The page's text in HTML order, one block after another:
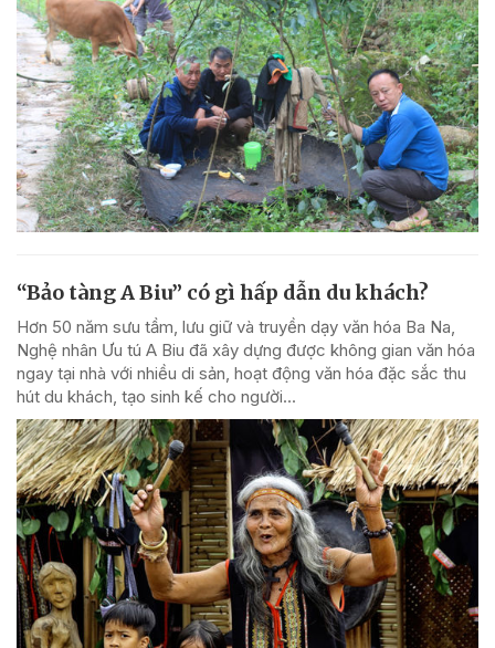
“Bảo tàng A Biu” có gì hấp dẫn du khách?
Hơn 50 năm sưu tầm, lưu giữ và truyền dạy văn hóa Ba Na,
Nghệ nhân Ưu tú A Biu đã xây dựng được không gian văn hóa
ngay tại nhà với nhiều di sản, hoạt động văn hóa đặc sắc thu
hút du khách, tạo sinh kế cho người...